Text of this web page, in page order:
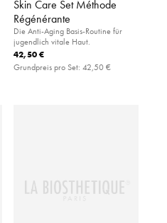
Skin Care Set Méthode
Régénérante
Die Anti-Aging Basis-Routine für
jugendlich vitale Haut.
42,50 €
Grundpreis pro Set: 42,50 €